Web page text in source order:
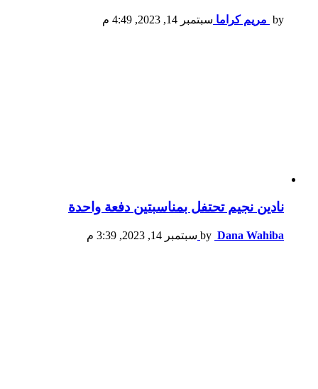
by مريم كراما سبتمبر 14, 2023, 4:49 م
نادين نجيم تحتفل بمناسبتين دفعة واحدة
by Dana Wahiba سبتمبر 14, 2023, 3:39 م